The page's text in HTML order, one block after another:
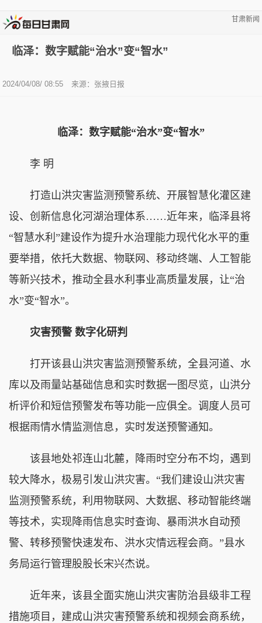
甘肃新闻
临泽：数字赋能“治水”变“智水”
2024/04/08/ 08:55 来源：张掖日报
临泽：数字赋能“治水”变“智水”
李 明
打造山洪灾害监测预警系统、开展智慧化灌区建
设、创新信息化河湖治理体系……近年来，临泽县将
“智慧水利”建设作为提升水治理能力现代化水平的重
要举措，依托大数据、物联网、移动终端、人工智能
等新兴技术，推动全县水利事业高质量发展，让“治
水”变“智水”。
灾害预警 数字化研判
打开该县山洪灾害监测预警系统，全县河道、水
库以及雨量站基础信息和实时数据一图尽览，山洪分
析评价和短信预警发布等功能一应俱全。调度人员可
根据雨情水情监测信息，实时发送预警通知。
该县地处祁连山北麓，降雨时空分布不均，遇到
较大降水，极易引发山洪灾害。“我们建设山洪灾害
监测预警系统，利用物联网、大数据、移动智能终端
等技术，实现降雨信息实时查询、暴雨洪水自动预
警、转移预警快速发布、洪水灾情远程会商。”县水
务局运行管理股股长宋兴杰说。
近年来，该县全面实施山洪灾害防治县级非工程
措施项目，建成山洪灾害预警系统和视频会商系统，